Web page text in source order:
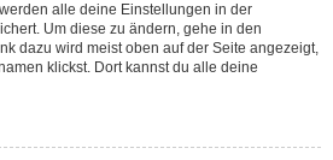
alle deine Einstellungen in der
Um diese zu ändern, gehe in den
dazu wird meist oben auf der Seite angezeigt,
klickst. Dort kannst du alle deine